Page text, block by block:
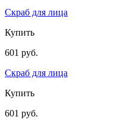
Скраб для лица
Купить
601 руб.
Скраб для лица
Купить
601 руб.